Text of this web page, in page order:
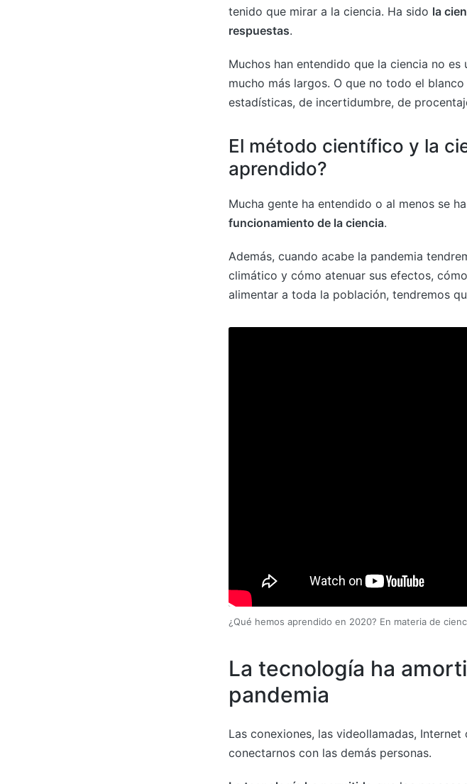
tenido que mirar a la ciencia. Ha sido la
respuestas.
Muchos han entendido que la ciencia no
mucho más largos. O que no todo el
estadísticas, de incertidumbre, de
El método científico y la
aprendido?
Mucha gente ha entendido o al menos se
funcionamiento de la ciencia.
Además, cuando acabe la pandemia
climático y cómo atenuar sus efectos,
alimentar a toda la población, tendremos
¿Qué hemos aprendido en 2020? En materia de
La tecnología ha
pandemia
Las conexiones, las videollamadas,
conectarnos con las demás personas.